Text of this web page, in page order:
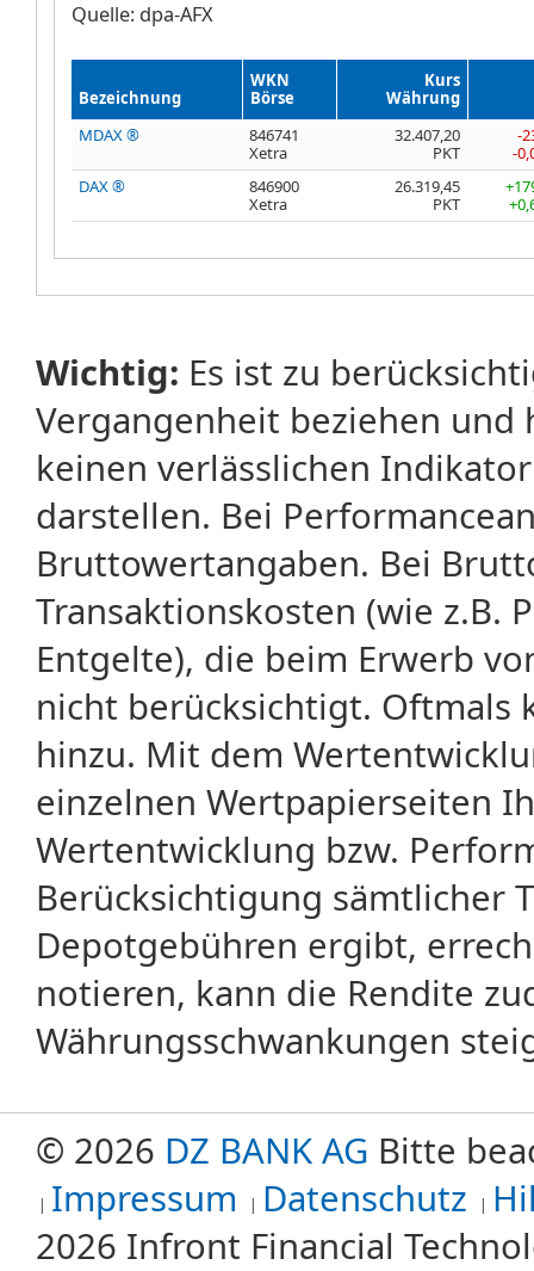
Quelle: dpa-AFX
Bezeichnung
WKN
Börse
Kurs
Währung
MDAX ®
846741
Xetra
32.407,20
PKT
-
-
DAX ®
846900
Xetra
26.319,45
PKT
Wichtig: Es ist zu
Vergangenheit beziehen
keinen verlässlichen
darstellen. Bei
Bruttowertangaben. Bei
Transaktionskosten (wie z.B.
Entgelte), die beim Erwerb
nicht berücksichtigt. Oftmals
hinzu. Mit dem
einzelnen Wertpapierseiten
Wertentwicklung bzw.
Berücksichtigung sämtlicher
Depotgebühren ergibt,
notieren, kann die Rendite
Währungsschwankungen
© 2026 DZ BANK AG Bitte
Impressum
Datenschutz
2026 Infront Financial